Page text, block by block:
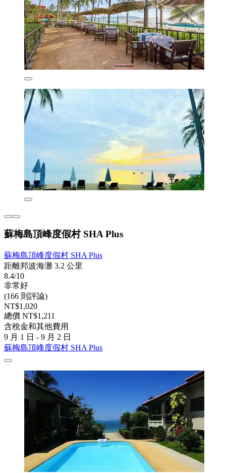
蘇梅島頂峰度假村 SHA Plus
蘇梅島頂峰度假村 SHA Plus
距離邦波海灘 3.2 公里
8.4/10
非常好
(166 則評論)
NT$1,020
總價 NT$1,211
含稅金和其他費用
9 月 1 日 - 9 月 2 日
蘇梅島頂峰度假村 SHA Plus